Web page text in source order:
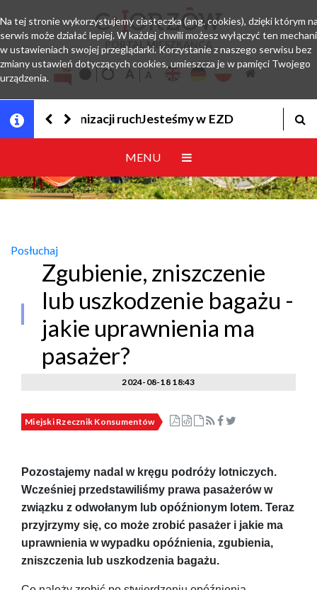
PORTAL MIESZKAŃCA
Jesteśmy w EZD
MENU
Posłuchaj
Zgubienie, zniszczenie
lub uszkodzenie bagażu -
jakie uprawnienia ma
pasażer?
2024-08-18 18:43
Miejski Rzecznik Konsumentów
Pozostajemy nadal w kręgu podróży lotniczych.
Wcześniej przedstawiliśmy prawa pasażerów w
związku z odwołanym lub opóźnionym lotem. Teraz
przyjrzymy się, co może zrobić pasażer i jakie ma
uprawnienia w wypadku opóźnienia, zgubienia,
zniszczenia lub uszkodzenia bagażu.
Na tej stronie wykorzystujemy ciasteczka (ang. cookies), dzięki którym
serwis może działać lepiej. W każdej chwili możesz wyłączyć ten
w ustawieniach swojej przeglądarki. Korzystanie z naszego serwisu bez
zmiany ustawień dotyczących cookies, umieszcza je w pamięci Twojego
urządzenia.